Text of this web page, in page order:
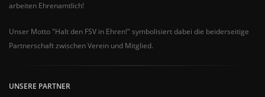
arbeiten Ehrenamtlich!
Unser Motto "Halt den FSV in Ehren!" symbolisiert dabei die beiderseitige
Partnerschaft zwischen Verein und Mitglied.
UNSERE PARTNER